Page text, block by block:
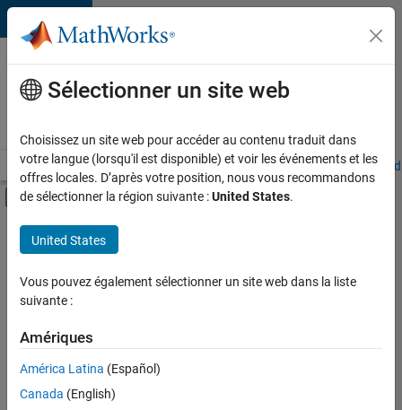
Passer au contenu
Votre
carrière
chez
Accueil Explorer nos opportunités Adresses de nos bureaux
Activer/désactiver l'affichage du menu
Contenu principal
FILTRER PAR
Programme destiné aux nouvelles carrières (EDG)
Infrastructure et architecture
Gestion des programmes
Sélectionner un site web
Choisissez un site web pour accéder au contenu traduit dans
votre langue (lorsqu'il est disponible) et voir les événements et les
offres locales. D’après votre position, nous vous recommandons
de sélectionner la région suivante :United States.
United States
Vous pouvez également sélectionner un site web dans la liste
suivante :
Amériques
América Latina (Español)
Canada (English)